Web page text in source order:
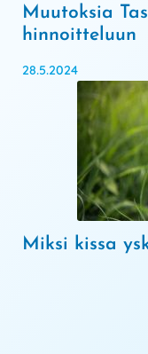
Muutoksia
hinnoitteluun
28.5.2024
Miksi kissa